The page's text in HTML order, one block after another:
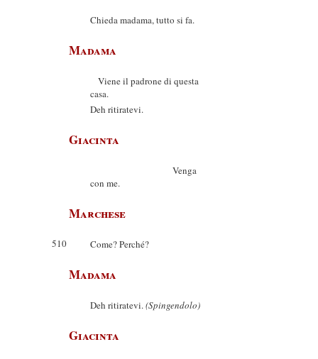
Chieda madama, tutto si fa.
Madama
Viene il padrone di questa
casa.
Deh ritiratevi.
Giacinta
Venga
con me.
Marchese
510 Come? Perché?
Madama
Deh ritiratevi.(Spingendolo)
Giacinta